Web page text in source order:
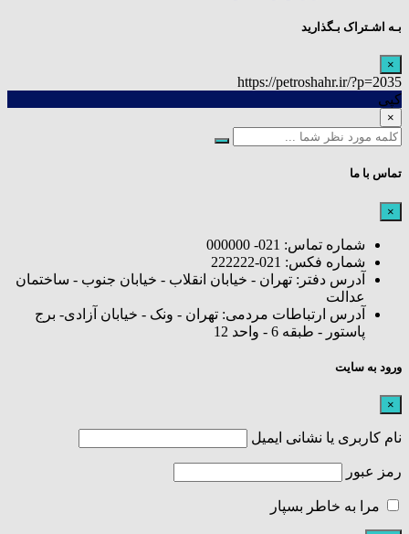
بـه اشـتراک بـگذارید
×
https://petroshahr.ir/?p=2035
کپی
×
تماس با ما
×
شماره تماس: 021- 000000
شماره فکس: 021-222222
آدرس دفتر: تهران - خیابان انقلاب - خیابان جنوب - ساختمان
عدالت
آدرس ارتباطات مردمی: تهران - ونک - خیابان آزادی- برج
پاستور - طبقه 6 - واحد 12
ورود به سایت
×
نام کاربری یا نشانی ایمیل
رمز عبور
مرا به خاطر بسپار